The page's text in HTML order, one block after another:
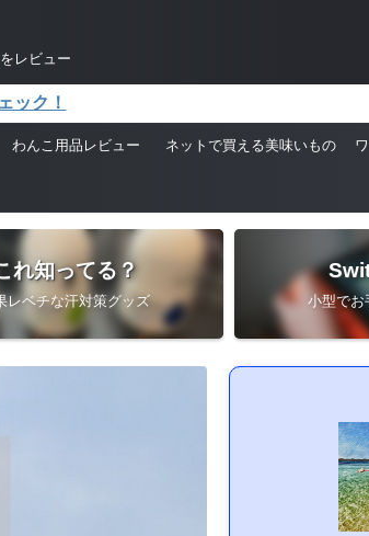
レビュー
ック！
わんこ用品レビュー ネットで買える美味いもの
れ知ってる？
レベチな汗対策グッズ 小型でお